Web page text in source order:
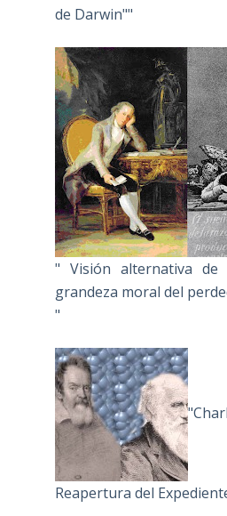
de Darwin""
" Visión alternativa de
grandeza moral del
"
Reapertura del